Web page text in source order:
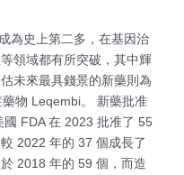
為史上第二多，在基因治
領域都有所突破，其中輝
未來最具錢景的新藥則為
物 Leqembi。 新藥批准
FDA 在 2023 批准了 55
2022 年的 37 個成長了
2018 年的 59 個，而造